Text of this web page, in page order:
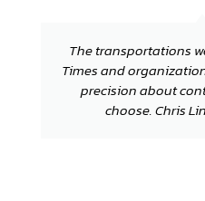
The transportations
Times and
precision about
choose. Chris